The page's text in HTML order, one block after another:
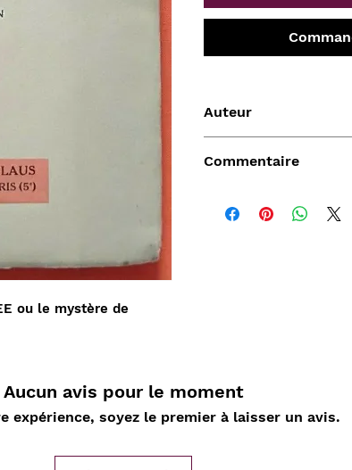
ou le mystère de
Auteur
Commentaire
Aucun avis pour le moment
expérience, soyez le premier à laisser un avis.
à jouer et
Vendu
Leclerc 1954-55, Map